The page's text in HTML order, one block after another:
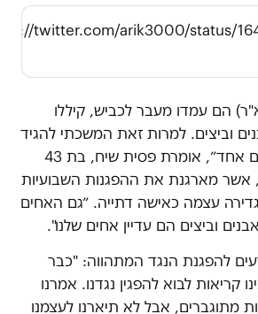
twitter.com/arik3000/status/
הם עמדו מעבר לכביש, קיללו
וביצים. למרות זאת המשכתי להגיד
במיקרופון שאנחנו עם אחד״, אומרת פסית שיח, בת 43
אשר מארגנת את ההפגנות השבועיות
עצמה כאישה דתייה. ״גם האחים
וביצים הם עדיין אחים שלנו".
להפגנת הנגד המתהווה: "כבר
קריאות לבוא להפגין נגדנו. אמרנו
מתוגברים, אבל לא תיארנו לעצמנו